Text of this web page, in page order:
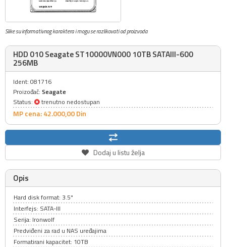
Slike su informativnog karaktera i mogu se razlikovati od proizvoda
HDD 010 Seagate ST10000VN000 10TB SATAIII-600
256MB
Ident: 081716
Proizođač: Seagate
Status:
trenutno nedostupan
MP cena: 42.000,00Din
Dodaj u listu želja
Opis
Hard disk format: 3.5"
Interfejs: SATA-III
Serija: Ironwolf
Predviđeni za rad u NAS uređajima
Formatirani kapacitet: 10TB